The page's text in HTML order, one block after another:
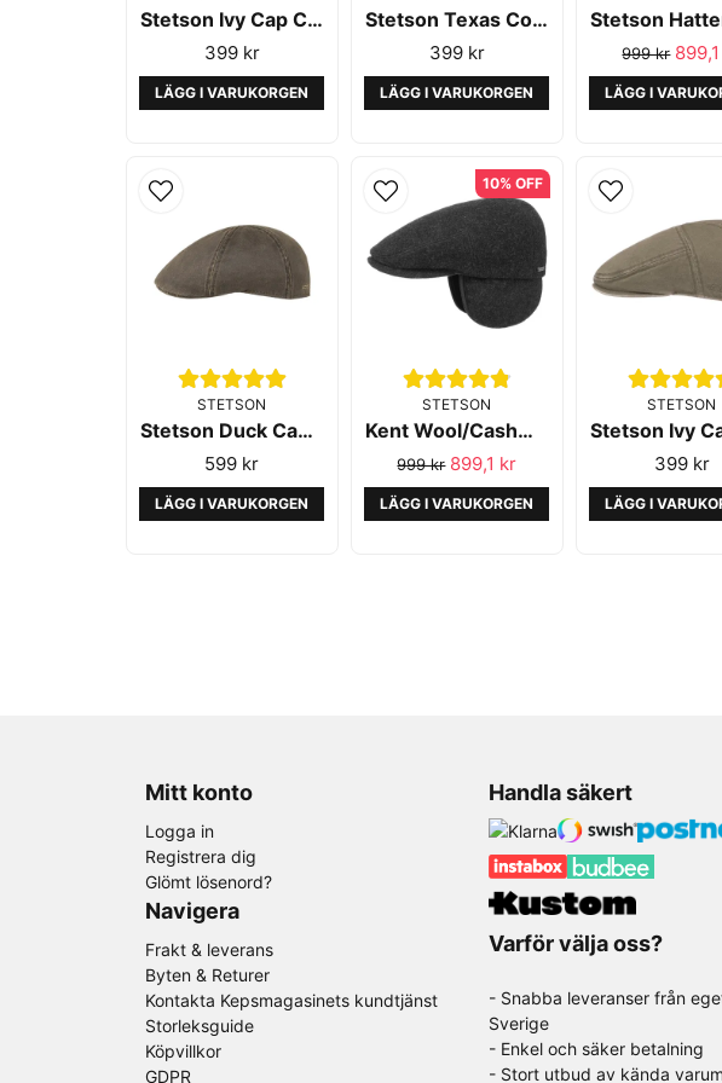
Stetson Ivy Cap Cotton Black
399 kr
LÄGG I VARUKORGEN
Stetson Texas Cotton Black
399 kr
LÄGG I VARUKORGEN
999 kr
LÄGG I
STETSON
Stetson Duck Cap CO PES Brown
599 kr
LÄGG I VARUKORGEN
STETSON
Kent Wool/Cashmere EF Anthra Melange - Stetson
999 kr 899,1 kr
LÄGG I VARUKORGEN
10% OFF
STETSON
399 kr
LÄGG I
Mitt konto
Logga in
Registrera dig
Glömt lösenord?
Navigera
Frakt & leverans
Byten & Returer
Kontakta Kepsmagasinets kundtjänst
Storleksguide
Köpvillkor
GDPR
Handla säkert
Varför välja oss?
- Snabba leveranser från
Sverige
- Enkel och säker betalning
- Stort utbud av kända